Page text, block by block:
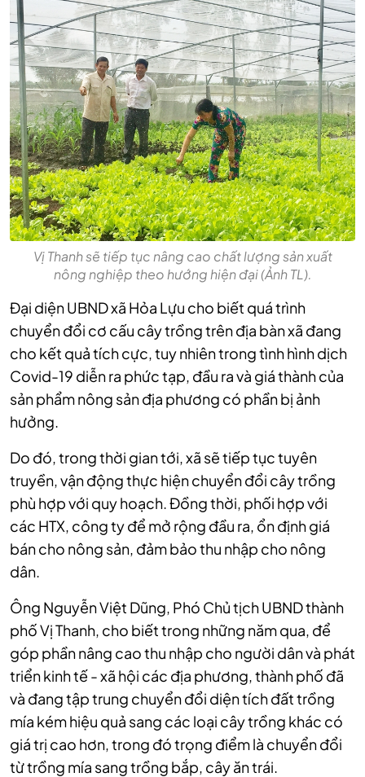
Vị Thanh sẽ tiếp tục nâng cao chất lượng sản xuất
nông nghiệp theo hướng hiện đại (Ảnh TL).
Đại diện UBND xã Hỏa Lựu cho biết quá trình
chuyển đổi cơ cấu cây trồng trên địa bàn xã đang
cho kết quả tích cực, tuy nhiên trong tình hình dịch
Covid-19 diễn ra phức tạp, đầu ra và giá thành của
sản phẩm nông sản địa phương có phần bị ảnh
hưởng.
Do đó, trong thời gian tới, xã sẽ tiếp tục tuyên
truyền, vận động thực hiện chuyển đổi cây trồng
phù hợp với quy hoạch. Đồng thời, phối hợp với
các HTX, công ty để mở rộng đầu ra, ổn định giá
bán cho nông sản, đảm bảo thu nhập cho nông
dân.
Ông Nguyễn Việt Dũng, Phó Chủ tịch UBND thành
phố Vị Thanh, cho biết trong những năm qua, để
góp phần nâng cao thu nhập cho người dân và phát
triển kinh tế - xã hội các địa phương, thành phố đã
và đang tập trung chuyển đổi diện tích đất trồng
mía kém hiệu quả sang các loại cây trồng khác có
giá trị cao hơn, trong đó trọng điểm là chuyển đổi
từ trồng mía sang trồng bắp, cây ăn trái.